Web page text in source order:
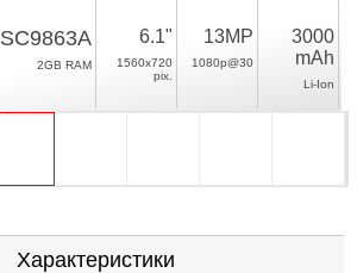
SC9863A
2GB RAM
6.1"
1560x720
pix.
13MP
1080p@30
3000
mAh
Li-Ion
Характеристики